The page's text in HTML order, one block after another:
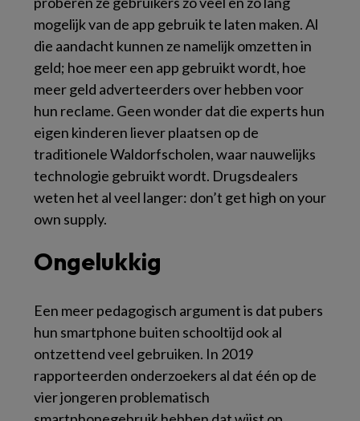
mogelijk van de app gebruik te laten maken. Al
die aandacht kunnen ze namelijk omzetten in
geld; hoe meer een app gebruikt wordt, hoe
meer geld adverteerders over hebben voor
hun reclame. Geen wonder dat die experts hun
eigen kinderen liever plaatsen op de
traditionele Waldorfscholen, waar nauwelijks
technologie gebruikt wordt. Drugsdealers
weten het al veel langer: don’t get high on your
own supply.
Ongelukkig
Een meer pedagogisch argument is dat pubers
hun smartphone buiten schooltijd ook al
ontzettend veel gebruiken. In 2019
rapporteerden onderzoekers al dat één op de
vier jongeren problematisch